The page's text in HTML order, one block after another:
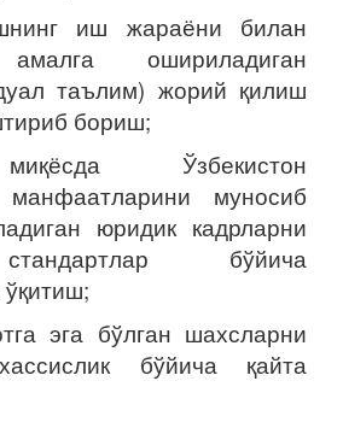
иш жараёни билан
ошириладиган
таълим) жорий қилиш
бориш;
Ўзбекистон
манфаатларини муносиб
юридик кадрларни
бўйича
эга бўлган шахсларни
бўйича қайта